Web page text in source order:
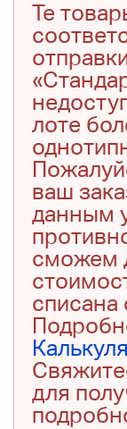
Те
лоте
ваш
данным
сможем
списана
для